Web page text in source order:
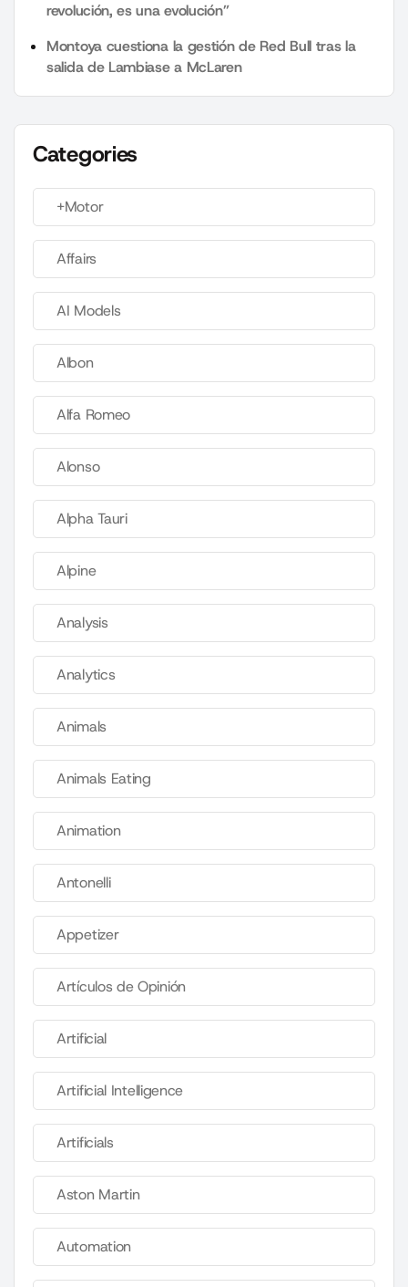
revolución, es una evolución”
Montoya cuestiona la gestión de Red Bull tras la
salida de Lambiase a McLaren
Categories
+Motor
Affairs
AI Models
Albon
Alfa Romeo
Alonso
Alpha Tauri
Alpine
Analysis
Analytics
Animals
Animals Eating
Animation
Antonelli
Appetizer
Artículos de Opinión
Artificial
Artificial Intelligence
Artificials
Aston Martin
Automation